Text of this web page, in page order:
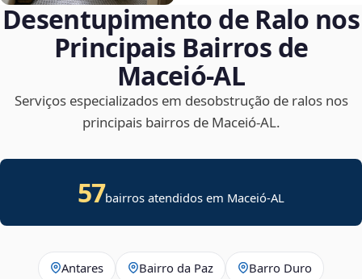
Desentupimento de Ralo nos
Principais Bairros de
Maceió‑AL
Serviços especializados em desobstrução de ralos nos
principais bairros de Maceió‑AL.
57bairros atendidos em Maceió-AL
Antares Bairro da Paz Barro Duro